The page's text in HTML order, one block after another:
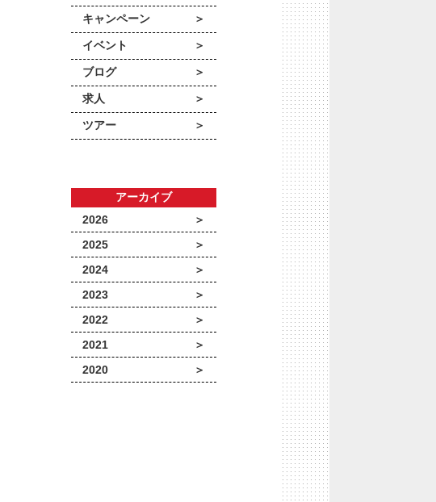
キャンペーン
イベント
ブログ
求人
ツアー
アーカイブ
2026
2025
2024
2023
2022
2021
2020